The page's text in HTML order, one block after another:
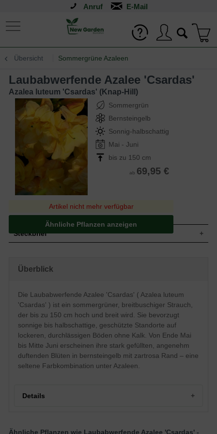
Anruf
Übersicht Sommergrüne Azaleen
Laubabwerfende Azalee 'Csardas'
Azalea luteum 'Csardas' (Knap-Hill)
Sommergrün
Bernsteingelb
Sonnig-halbschattig
Mai - Juni
bis zu 150 cm
ab 69,95 €
Artikel nicht mehr verfügbar
Ähnliche Pflanzen anzeigen
Steckbrief
Blatt
Sommergrün, breit-elliptisch, ledrig, am
Ende leicht zugespitzt, hellgrün glänzend,
bis zu 8 cm lang
Frucht
Kapselfrucht
Blüte
Bernsteingelbe Blüten, zartrosa am Rand,
stark gefüllt, angenehm duftend,
reichblühend
Blütezeit
Ende Mai bis Mitte Juni
Rinde
Bräunlich
Boden
Überblick
Die Laubabwerfende Azalee 'Csardas' ( Azalea luteum
'Csardas' ) ist ein sommergrüner, breitbuschiger Strauch,
der bis zu 150 cm hoch und breit wird. Sie bevorzugt
sonnige bis halbschattige, geschützte Standorte auf
lockeren, durchlässigen Böden ohne Kalk. Von Ende Mai
bis Mitte Juni erscheinen ihre stark gefüllten, angenehm
duftenden Blüten in bernsteingelb mit zartrosa Rand – eine
seltene Farbkombination unter Azaleen.
Details
Ähnliche Pflanzen wie Laubabwerfende Azalee 'Csardas' -